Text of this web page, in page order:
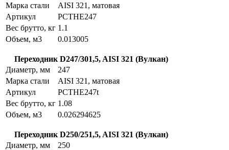
Марка стали
AISI 321, матовая
Артикул
PCTHE247
Вес брутто, кг 1.1
Объем, м3
0.013005
Переходник D247/301,5, AISI 321 (Вулкан)
Диаметр, мм
247
Марка стали
AISI 321, матовая
Артикул
PCTHE247t
Вес брутто, кг 1.08
Объем, м3
0.026294625
Переходник D250/251,5, AISI 321 (Вулкан)
Диаметр, мм
250